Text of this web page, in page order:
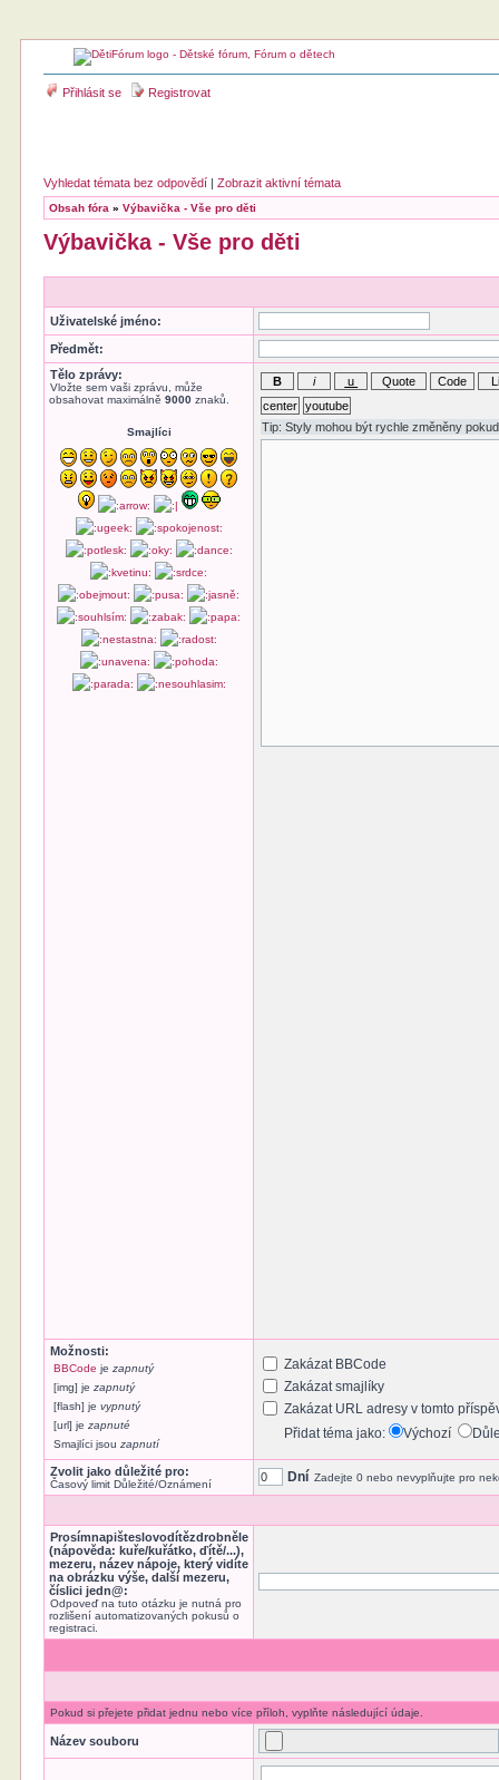
Přihlásit se Registrovat
Vyhledat témata bez odpovědí |Zobrazit aktivní témata
Obsah fóra »Výbavička - Vše pro děti
Výbavička - Vše pro děti
Uživatelské jméno:
Předmět:
Tělo zprávy:
Vložte sem vaši zprávu, může
obsahovat maximálně9000 znaků.
Smajlíci
Možnosti:
BBCode jezapnutý
[img] jezapnutý
[flash] jevypnutý
[url] jezapnuté
Smajlíci jsouzapnutí
Zakázat BBCode
Zakázat smajlíky
Zakázat URL adresy v tomto
Přidat téma jako:
Výchozí
Zvolit jako důležité pro:
Časový limit Důležité/Oznámení Dní Zadejte 0 nebo nevyplňujte pro
Prosímnapišteslovodítězdrobněle
(nápověda: kuře/kuřátko, ďítě/...),
mezeru, název nápoje, který vidíte
na obrázku výše, další mezeru,
číslici jedn@:
Odpoveď na tuto otázku je nutná pro
rozlišení automatizovaných pokusů o
registraci.
Pokud si přejete přidat jednu nebo více příloh, vyplňte následující údaje.
Název souboru